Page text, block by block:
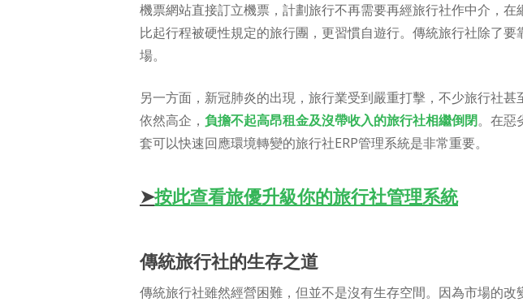
Hit enter to search or ESC to close
機票網站直接訂立機票，計劃旅行不再需要再經旅行社作中介，
比起行程被硬性規定的旅行團，更習慣自遊行。傳統旅行社除了
場。
另一方面，新冠肺炎的出現，旅行業受到嚴重打擊，不少旅行社甚
依然高企， 負擔不起高昂租金及沒帶收入的旅行社相繼倒閉。在惡
套可以快速回應環境轉變的旅行社ERP管理系統是非常重要。
➤按此查看旅優升級你的旅行社管理系統
傳統旅行社的生存之道
傳統旅行社雖然經營困難，但並不是沒有生存空間。因為市場的